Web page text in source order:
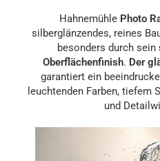
Hahnemühle Photo
silberglänzendes, reines
besonders durch sein
Oberflächenfinish. Der
garantiert ein
leuchtenden Farben, tiefem
und